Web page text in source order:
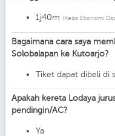
1j40m (Kelas Ekonomi
Bagaimana cara saya
Solobalapan ke Kutoarjo?
Tiket dapat dibeli di
Apakah kereta Lodaya
pendingin/AC?
Ya